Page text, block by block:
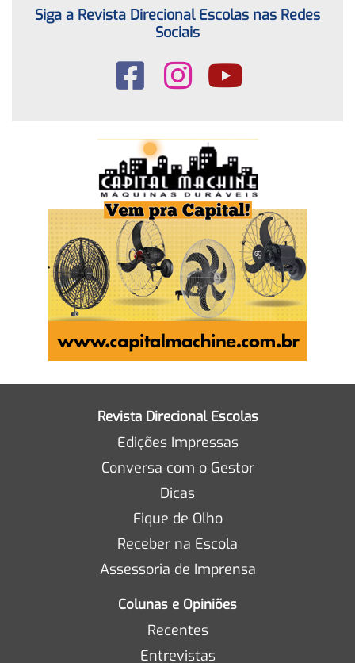
Siga a Revista Direcional Escolas nas Redes
Sociais
Revista Direcional Escolas
Edições Impressas
Conversa com o Gestor
Dicas
Fique de Olho
Receber na Escola
Assessoria de Imprensa
Colunas e Opiniões
Recentes
Entrevistas